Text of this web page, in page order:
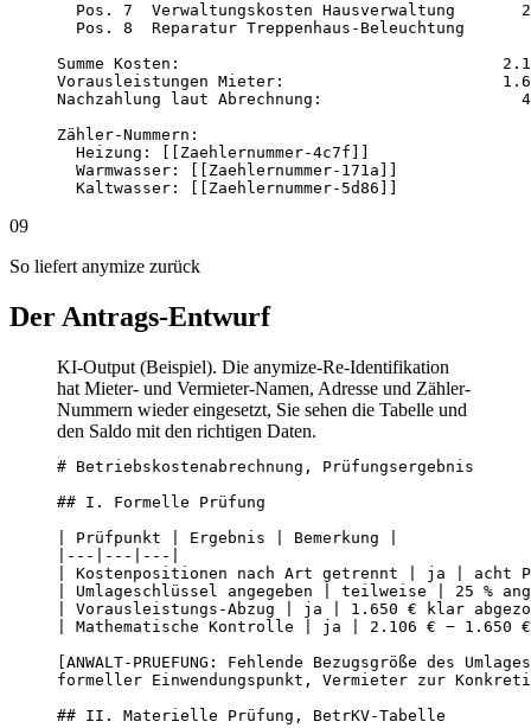
Pos. 7  Verwaltungskosten Hausverwaltung
Pos. 8  Reparatur Treppenhaus-Beleuchtung
Summe Kosten:
Vorausleistungen Mieter:
Nachzahlung laut Abrechnung:
Zähler-Nummern:
  Heizung: [[Zaehlernummer-4c7f]]
  Warmwasser: [[Zaehlernummer-171a]]
  Kaltwasser: [[Zaehlernummer-5d86]]
09
So liefert anymize zurück
Der Antrags-Entwurf
KI-Output (Beispiel). Die anymize-Re-Identifikation
hat Mieter- und Vermieter-Namen, Adresse und Zähler-
Nummern wieder eingesetzt, Sie sehen die Tabelle und
den Saldo mit den richtigen Daten.
# Betriebskostenabrechnung, Prüfungsergebnis
## I. Formelle Prüfung
| Prüfpunkt | Ergebnis | Bemerkung |
|---|---|---|
| Kostenpositionen nach Art getrennt | ja | acht
| Umlageschlüssel angegeben | teilweise | 25 %
| Vorausleistungs-Abzug | ja | 1.650 € klar
| Mathematische Kontrolle | ja | 2.106 € − 1.650
[ANWALT-PRUEFUNG: Fehlende Bezugsgröße des
formeller Einwendungspunkt, Vermieter zur
## II. Materielle Prüfung, BetrKV-Tabelle